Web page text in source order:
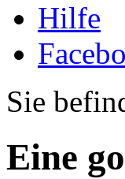
Hilfe
Sie
Eine